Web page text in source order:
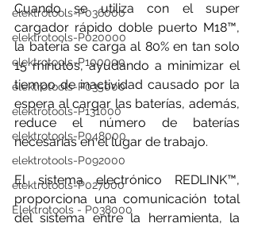
elektrotools-P036000
elektrotools-P020000
elektrotools-P100000
elektrotools-P035000
elektrotools-P131000
elektrotools-P048000
elektrotools-P092000
elektrotools-P027000
Elektrotools - P038000
Cuando se utiliza con el super
cargador rápido doble puerto M18™,
la batería se carga al 80% en tan solo
15 minutos, ayudando a minimizar el
tiempo de inactividad causado por la
espera al cargar las baterías, además,
reduce el número de baterías
necesarias en el lugar de trabajo.
El sistema electrónico REDLINK™,
proporciona una comunicación total
del sistema entre la herramienta, la